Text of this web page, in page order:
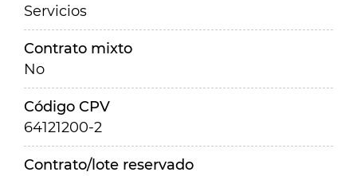
Servicios
Contrato mixto
No
Código CPV
64121200-2
Contrato/lote reservado